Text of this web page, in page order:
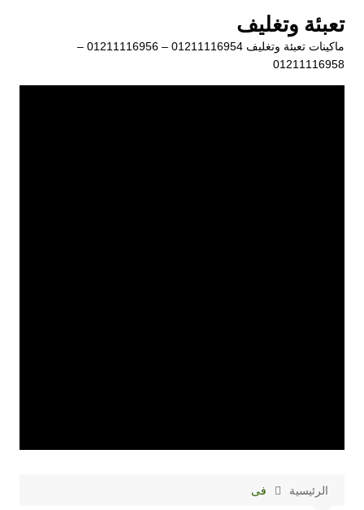
المحتوى
تعبئة وتغليف
ماكينات تعبئة وتغليف 01211116954 – 01211116956 –
01211116958
الرئيسية فى